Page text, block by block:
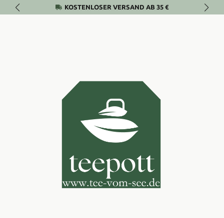
Zum Hauptinhalt springenKOSTENLOSER VERSAND AB 35 €